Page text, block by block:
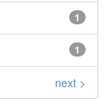
1
1
next >